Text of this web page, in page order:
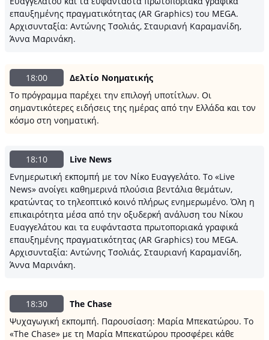
επαυξημένης πραγματικότητας (AR Graphics) του MEGA.
Αρχισυνταξία: Αντώνης Τσολιάς, Σταυριανή Καραμανίδη,
Άννα Μαρινάκη.
18:00
Δελτίο Νοηματικής
Το πρόγραμμα παρέχει την επιλογή υποτίτλων. Οι
σημαντικότερες ειδήσεις της ημέρας από την Ελλάδα και τον
κόσμο στη νοηματική.
18:10
Live News
Ενημερωτική εκπομπή με τον Νίκο Ευαγγελάτο. Το «Live
News» ανοίγει καθημερινά πλούσια βεντάλια θεμάτων,
κρατώντας το τηλεοπτικό κοινό πλήρως ενημερωμένο. Όλη η
επικαιρότητα μέσα από την οξυδερκή ανάλυση του Νίκου
Ευαγγελάτου και τα ευφάνταστα πρωτοποριακά γραφικά
επαυξημένης πραγματικότητας (AR Graphics) του MEGA.
Αρχισυνταξία: Αντώνης Τσολιάς, Σταυριανή Καραμανίδη,
Άννα Μαρινάκη.
18:30
The Chase
Ψυχαγωγική εκπομπή. Παρουσίαση: Μαρία Μπεκατώρου. Το
«The Chase» με τη Μαρία Μπεκατώρου προσφέρει κάθε